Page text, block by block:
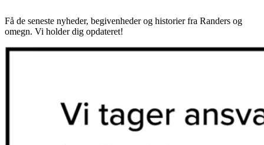
Få de seneste nyheder, begivenheder og historier fra Randers og
omegn. Vi holder dig opdateret!